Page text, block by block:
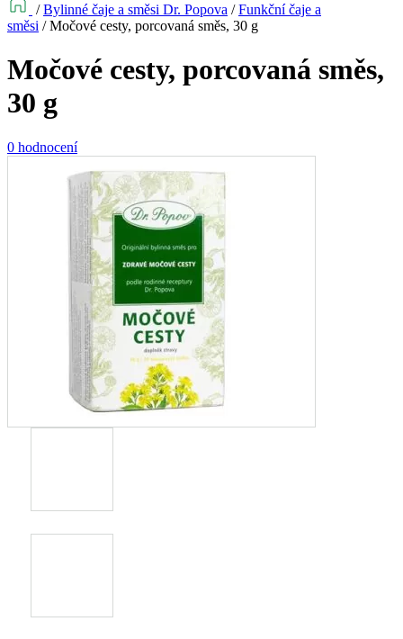
/Bylinné čaje a směsi Dr. Popova /Funkční čaje a
směsi /Močové cesty, porcovaná směs, 30 g
Močové cesty, porcovaná směs,
30 g
0 hodnocení